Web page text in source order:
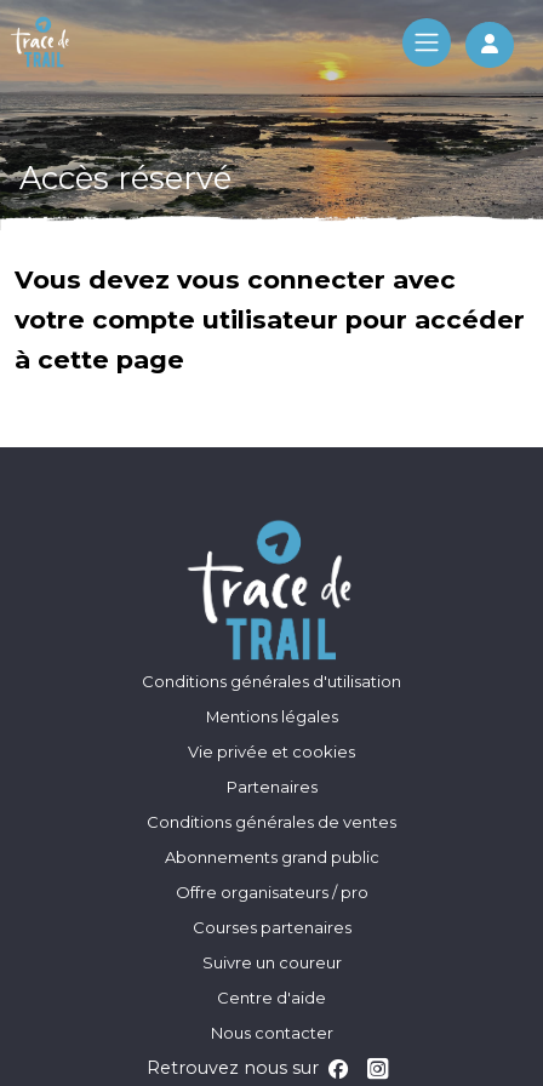
Log
Accès réservé
Vous devez vous connecter avec
votre compte utilisateur pour accéder
à cette page
Conditions générales d'utilisation
Mentions légales
Vie privée et cookies
Partenaires
Conditions générales de ventes
Abonnements grand public
Offre organisateurs / pro
Courses partenaires
Suivre un coureur
Centre d'aide
Nous contacter
Retrouvez nous sur